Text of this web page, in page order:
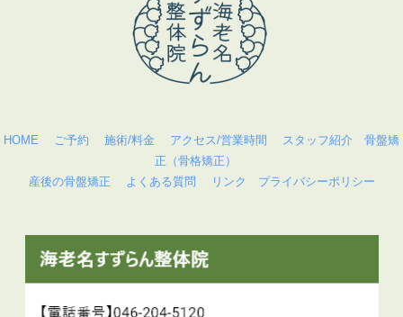
HOME ご予約 施術/料金 アクセス/営業時間 スタッフ紹介
骨盤矯
正（骨格矯正）
産後の骨盤矯正
よくある質問 リンク プライバシーポリシー